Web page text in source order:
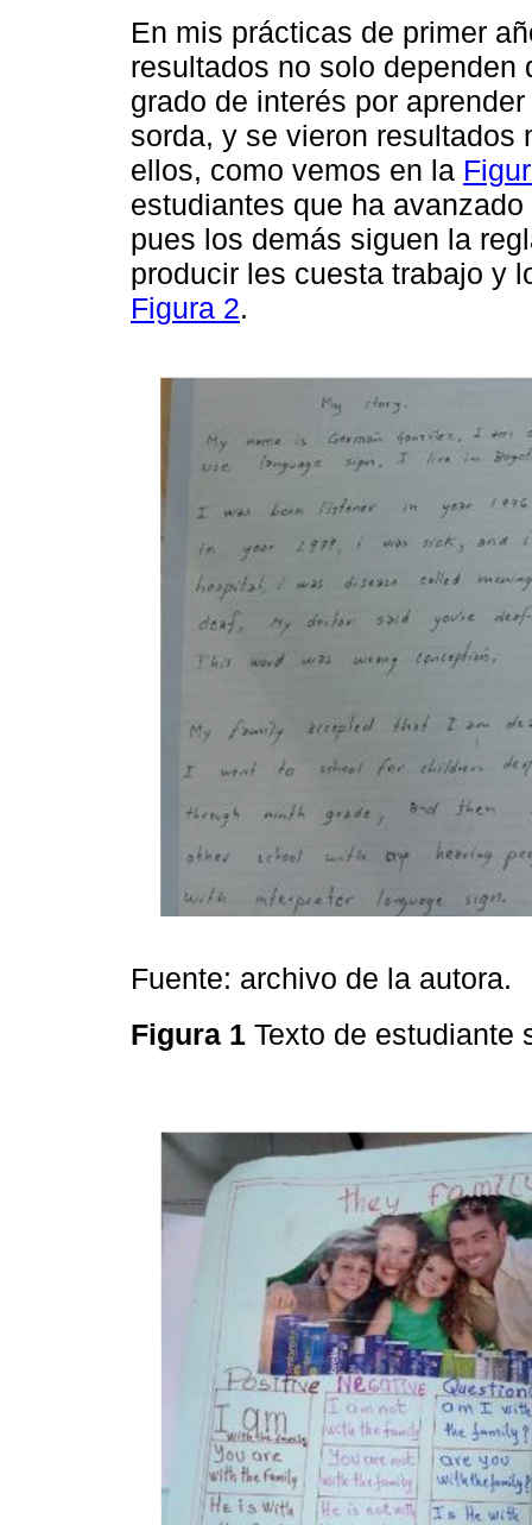
En mis prácticas de primer
resultados no solo
grado de interés por
sorda, y se vieron
ellos, como vemos en la
estudiantes que ha
pues los demás siguen la
producir les cuesta trabajo y
Figura 2.
Fuente: archivo de la autora.
Figura 1 Texto de estudiante